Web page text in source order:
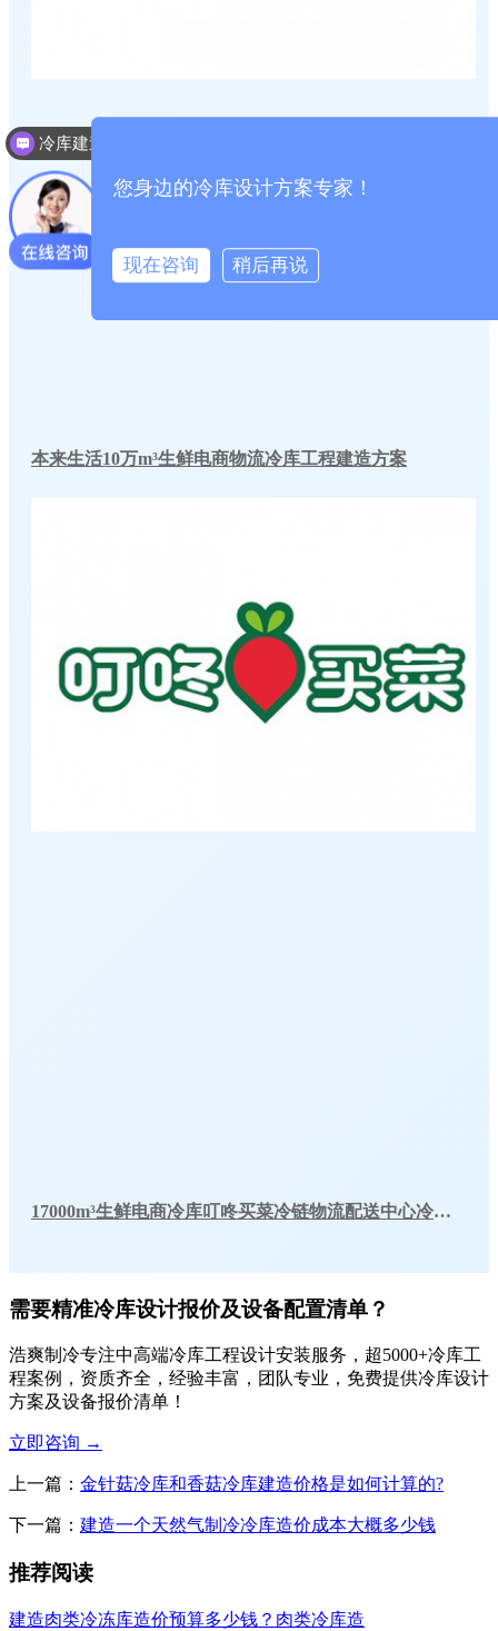
本来生活10万m³生鲜电商物流冷库工程建造方案
17000m³生鲜电商冷库叮咚买菜冷链物流配送中心冷库工程建造方案
需要精准冷库设计报价及设备配置清单？
浩爽制冷专注中高端冷库工程设计安装服务，超5000+冷库工
程案例，资质齐全，经验丰富，团队专业，免费提供冷库设计
方案及设备报价清单！
立即咨询 →
上一篇： 金针菇冷库和香菇冷库建造价格是如何计算的?
下一篇： 建造一个天然气制冷冷库造价成本大概多少钱
推荐阅读
建造肉类冷冻库造价预算多少钱？肉类冷库造
您身边的冷库设计方案专家！
现在咨询 稍后再说